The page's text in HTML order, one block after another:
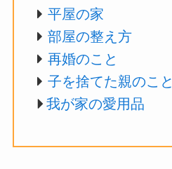
平屋の家
部屋の整え方
再婚のこと
子を捨てた親のこと
我が家の愛用品